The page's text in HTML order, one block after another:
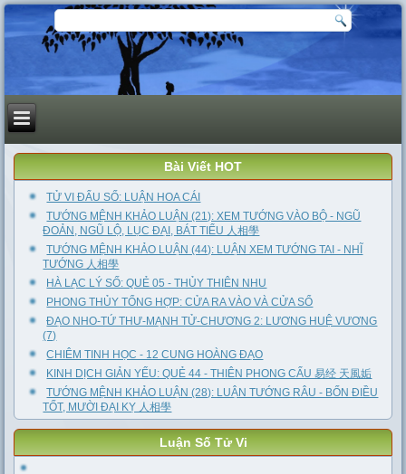
Bài Viết HOT
TỬ VI ĐẨU SỐ: LUẬN HOA CÁI
TƯỚNG MỆNH KHẢO LUẬN (21): XEM TƯỚNG VÀO BỘ - NGŨ
ĐOẢN, NGŨ LỘ, LỤC ĐẠI, BÁT TIỂU 人相學
TƯỚNG MỆNH KHẢO LUẬN (44): LUẬN XEM TƯỚNG TAI - NHĨ
TƯỚNG 人相學
HÀ LẠC LÝ SỐ: QUẺ 05 - THỦY THIÊN NHU
PHONG THỦY TỔNG HỢP: CỬA RA VÀO VÀ CỬA SỔ
ĐẠO NHO-TỨ THƯ-MẠNH TỬ-CHƯƠNG 2: LƯƠNG HUỆ VƯƠNG
(7)
CHIÊM TINH HỌC - 12 CUNG HOÀNG ĐẠO
KINH DỊCH GIẢN YẾU: QUẺ 44 - THIÊN PHONG CẤU 易经 天風姤
TƯỚNG MỆNH KHẢO LUẬN (28): LUẬN TƯỚNG RÂU - BỐN ĐIỀU
TỐT, MƯỜI ĐẠI KỴ 人相學
Luận Số Tử Vi